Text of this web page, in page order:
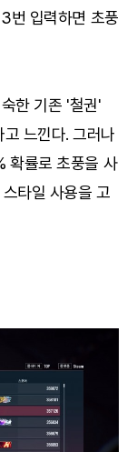
번 입력하면 초풍
한 기존 '철권'
느낀다. 그러나
확률로 초풍을 사
타일 사용을 고